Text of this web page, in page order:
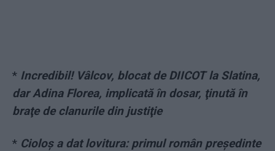
* Incredibil! Vâlcov, blocat de DIICOT la Slatina,
dar Adina Florea, implicată în dosar, ţinută în
braţe de clanurile din justiţie
* Cioloş a dat lovitura: primul român preşedinte